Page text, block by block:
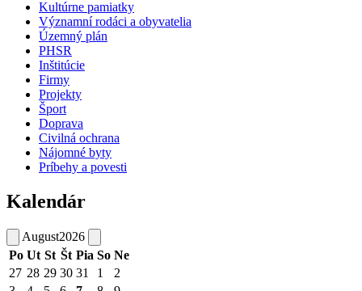
Kultúrne pamiatky
Významní rodáci a obyvatelia
Územný plán
PHSR
Inštitúcie
Firmy
Projekty
Šport
Doprava
Civilná ochrana
Nájomné byty
Príbehy a povesti
Kalendár
August2026
Po Ut St Št Pia So Ne
27 28 29 30 31 1
2